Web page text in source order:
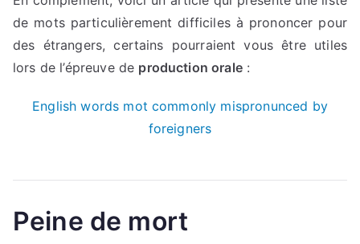
de mots particulièrement difficiles à prononcer pour
des étrangers, certains pourraient vous être utiles
lors de l’épreuve de production orale:
English words mot commonly mispronunced by
foreigners
Peine de mort